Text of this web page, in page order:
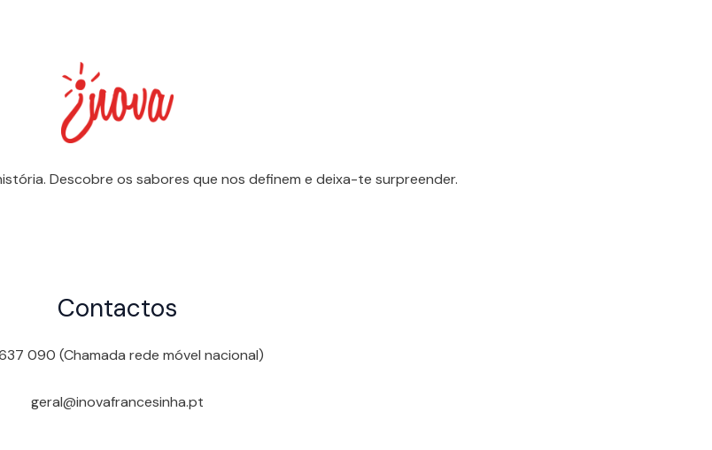
Descobre os sabores que nos definem e deixa-te surpreender.
Contactos
090 (Chamada rede móvel nacional)
geral@inovafrancesinha.pt